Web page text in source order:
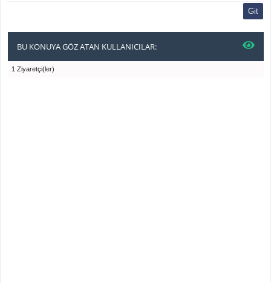
BU KONUYA GÖZ ATAN KULLANICILAR:
1 Ziyaretçi(ler)